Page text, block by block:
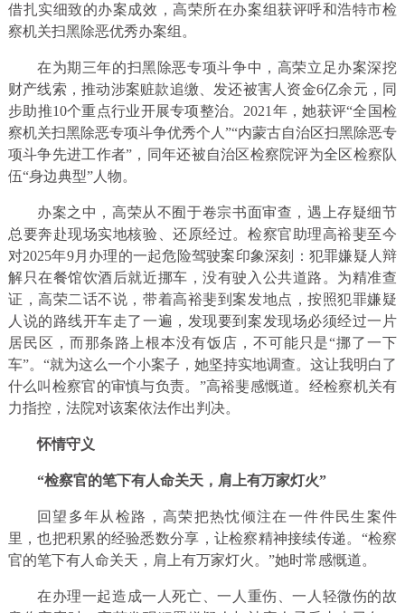
借扎实细致的办案成效，高荣所在办案组获评呼和浩特市检
察机关扫黑除恶优秀办案组。
在为期三年的扫黑除恶专项斗争中，高荣立足办案深挖
财产线索，推动涉案赃款追缴、发还被害人资金6亿余元，同
步助推10个重点行业开展专项整治。2021年，她获评“全国检
察机关扫黑除恶专项斗争优秀个人”“内蒙古自治区扫黑除恶专
项斗争先进工作者”，同年还被自治区检察院评为全区检察队
伍“身边典型”人物。
办案之中，高荣从不囿于卷宗书面审查，遇上存疑细节
总要奔赴现场实地核验、还原经过。检察官助理高裕斐至今
对2025年9月办理的一起危险驾驶案印象深刻：犯罪嫌疑人辩
解只在餐馆饮酒后就近挪车，没有驶入公共道路。为精准查
证，高荣二话不说，带着高裕斐到案发地点，按照犯罪嫌疑
人说的路线开车走了一遍，发现要到案发现场必须经过一片
居民区，而那条路上根本没有饭店，不可能只是“挪了一下
车”。“就为这么一个小案子，她坚持实地调查。这让我明白了
什么叫检察官的审慎与负责。”高裕斐感慨道。经检察机关有
力指控，法院对该案依法作出判决。
怀情守义
“检察官的笔下有人命关天， 肩上有万家灯火”
回望多年从检路，高荣把热忱倾注在一件件民生案件
里，也把积累的经验悉数分享，让检察精神接续传递。“检察
官的笔下有人命关天，肩上有万家灯火。”她时常感慨道。
在办理一起造成一人死亡、一人重伤、一人轻微伤的故